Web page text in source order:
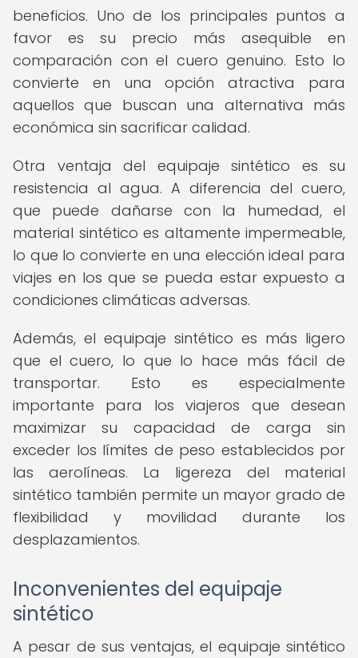
beneficios. Uno de los principales puntos a
favor es su precio más asequible en
comparación con el cuero genuino. Esto lo
convierte en una opción atractiva para
aquellos que buscan una alternativa más
económica sin sacrificar calidad.
Otra ventaja del equipaje sintético es su
resistencia al agua. A diferencia del cuero,
que puede dañarse con la humedad, el
material sintético es altamente impermeable,
lo que lo convierte en una elección ideal para
viajes en los que se pueda estar expuesto a
condiciones climáticas adversas.
Además, el equipaje sintético es más ligero
que el cuero, lo que lo hace más fácil de
transportar. Esto es especialmente
importante para los viajeros que desean
maximizar su capacidad de carga sin
exceder los límites de peso establecidos por
las aerolíneas. La ligereza del material
sintético también permite un mayor grado de
flexibilidad y movilidad durante los
desplazamientos.
Inconvenientes del equipaje
sintético
A pesar de sus ventajas, el equipaje sintético